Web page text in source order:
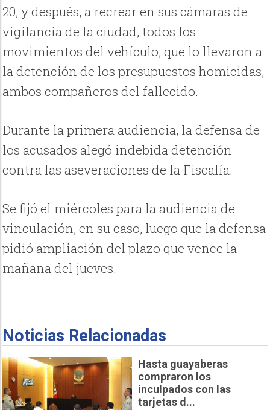
20, y después, a recrear en sus cámaras de
vigilancia de la ciudad, todos los
movimientos del vehículo, que lo llevaron a
la detención de los presupuestos homicidas,
ambos compañeros del fallecido.
Durante la primera audiencia, la defensa de
los acusados alegó indebida detención
contra las aseveraciones de la Fiscalía.
Se fijó el miércoles para la audiencia de
vinculación, en su caso, luego que la defensa
pidió ampliación del plazo que vence la
mañana del jueves.
Noticias Relacionadas
Hasta guayaberas
compraron los
inculpados con las
tarjetas d...